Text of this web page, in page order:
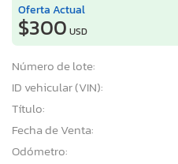
Oferta Actual
$300 USD
Número de lote:
ID vehicular (VIN):
Título:
Fecha de Venta:
Odómetro: